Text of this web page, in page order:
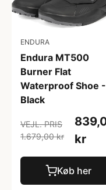
ENDURA
Endura MT500
Burner Flat
Waterproof Shoe -
Black
VEJL. PRIS
1.679,00 kr
kr
Køb her